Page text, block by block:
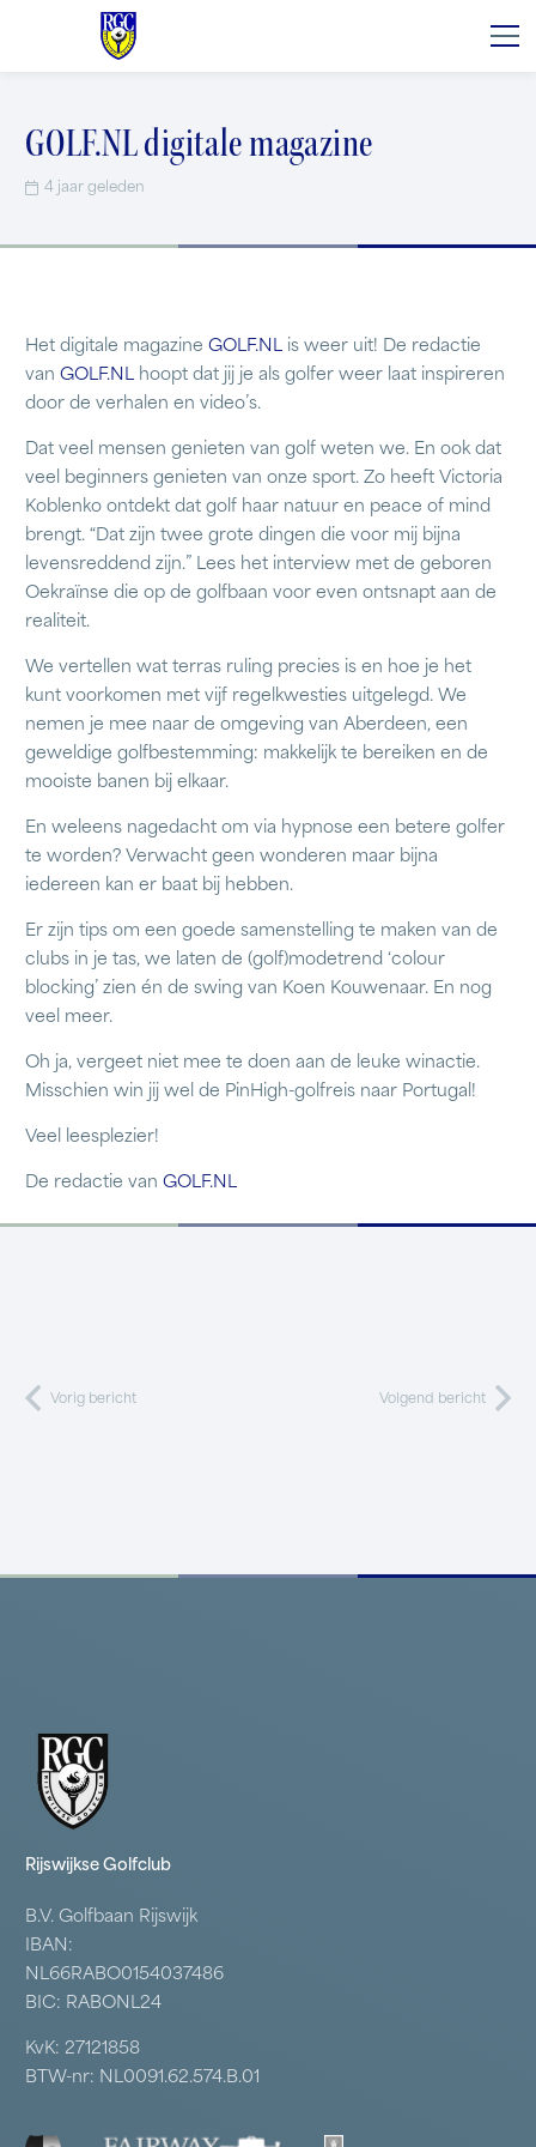
GOLF.NL digitale magazine
4 jaar geleden
Het digitale magazine GOLF.NL is weer uit! De redactie
van GOLF.NL hoopt dat jij je als golfer weer laat inspireren
door de verhalen en video’s.
Dat veel mensen genieten van golf weten we. En ook dat
veel beginners genieten van onze sport. Zo heeft Victoria
Koblenko ontdekt dat golf haar natuur en peace of mind
brengt. “Dat zijn twee grote dingen die voor mij bijna
levensreddend zijn.” Lees het interview met de geboren
Oekraïnse die op de golfbaan voor even ontsnapt aan de
realiteit.
We vertellen wat terras ruling precies is en hoe je het
kunt voorkomen met vijf regelkwesties uitgelegd. We
nemen je mee naar de omgeving van Aberdeen, een
geweldige golfbestemming: makkelijk te bereiken en de
mooiste banen bij elkaar.
En weleens nagedacht om via hypnose een betere golfer
te worden? Verwacht geen wonderen maar bijna
iedereen kan er baat bij hebben.
Er zijn tips om een goede samenstelling te maken van de
clubs in je tas, we laten de (golf)modetrend ‘colour
blocking’ zien én de swing van Koen Kouwenaar. En nog
veel meer.
Oh ja, vergeet niet mee te doen aan de leuke winactie.
Misschien win jij wel de PinHigh-golfreis naar Portugal!
Veel leesplezier!
De redactie van GOLF.NL
Vorig bericht Volgend bericht
Rijswijkse Golfclub
B.V. Golfbaan Rijswijk
IBAN:
NL66RABO0154037486
BIC: RABONL24
KvK: 27121858
BTW-nr: NL0091.62.574.B.01